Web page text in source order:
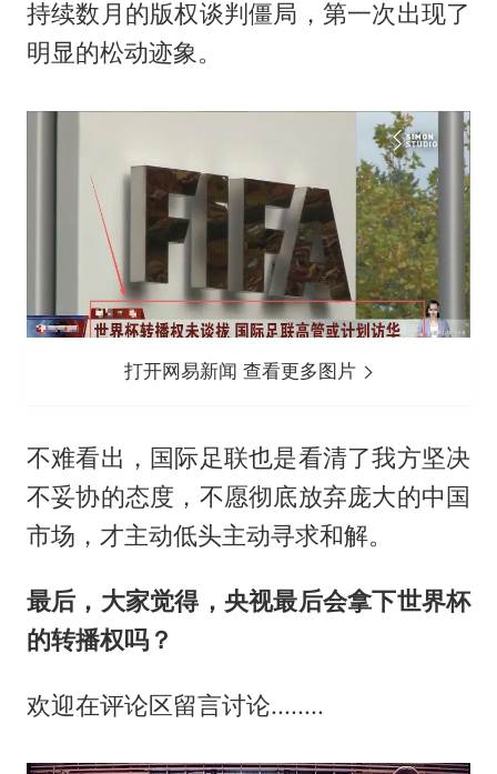
持续数月的版权谈判僵局，第一次出现了
明显的松动迹象。
打开网易新闻 查看更多图片
不难看出，国际足联也是看清了我方坚决
不妥协的态度，不愿彻底放弃庞大的中国
市场，才主动低头主动寻求和解。
最后，大家觉得，央视最后会拿下世界杯
的转播权吗？
欢迎在评论区留言讨论........